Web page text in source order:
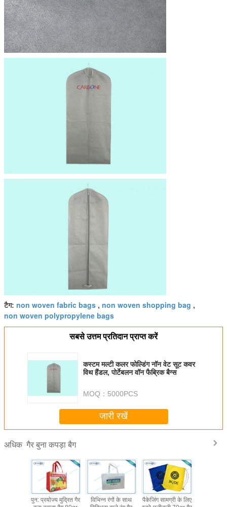
टैग: non woven fabric bags , non woven shopping bag ,
non woven polypropylene bags
सबसे उत्तम प्रतिदान प्राप्त करें
कस्टम मल्टी कलर फोल्डिंग नॉन वेट सूट कवर
विथ हैंडल, पोर्टेबलन वॉन फैब्रिक बैग्स
MOQ： 5000PCS
जारी रखें
अधिक गैर बुना कपड़ा बैग
पुन: प्रयोज्य मुद्रित गैर
विभिन्न रंगों के साथ
पैकेजिंग सामग्री के लिए